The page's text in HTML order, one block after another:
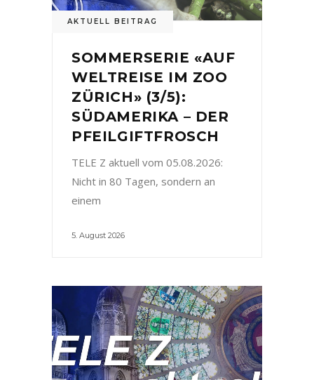
AKTUELL BEITRAG
SOMMERSERIE «AUF
WELTREISE IM ZOO
ZÜRICH» (3/5):
SÜDAMERIKA – DER
PFEILGIFTFROSCH
TELE Z aktuell vom 05.08.2026:
Nicht in 80 Tagen, sondern an
einem
5. August 2026